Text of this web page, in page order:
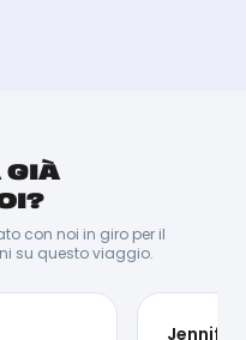
Gege! Amante
rumore dell’oceano,
chitarra e la musica,
emozioni. Amante
viaggio cerca
della culture che sta
luoghi che sta
GIÀ
con noi in giro per il
su questo viaggio.
Jennifer